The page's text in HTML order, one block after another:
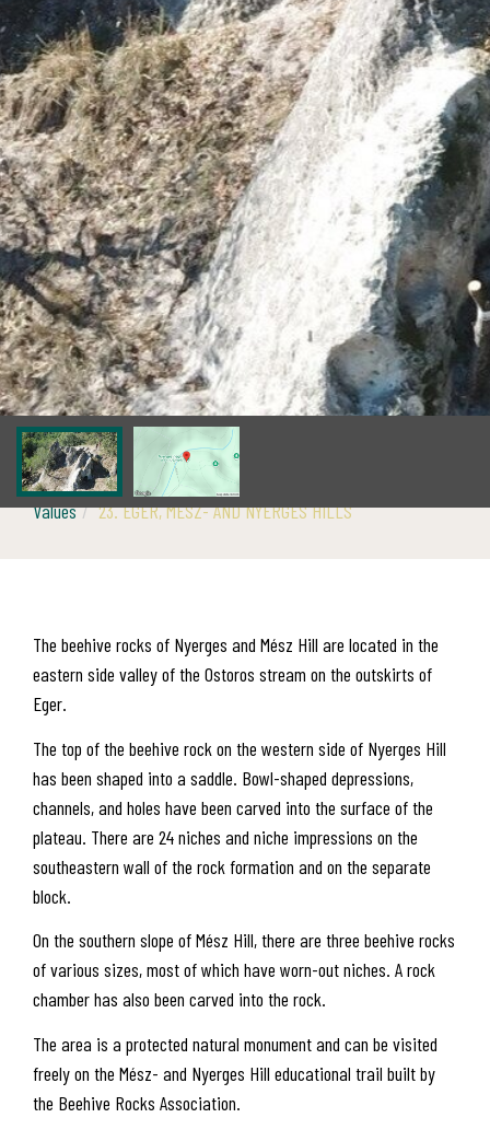
Values 23. EGER, MÉSZ- AND NYERGES HILLS
The beehive rocks of Nyerges and Mész Hill are located in the
eastern side valley of the Ostoros stream on the outskirts of
Eger.
The top of the beehive rock on the western side of Nyerges Hill
has been shaped into a saddle. Bowl-shaped depressions,
channels, and holes have been carved into the surface of the
plateau. There are 24 niches and niche impressions on the
southeastern wall of the rock formation and on the separate
block.
On the southern slope of Mész Hill, there are three beehive rocks
of various sizes, most of which have worn-out niches. A rock
chamber has also been carved into the rock.
The area is a protected natural monument and can be visited
freely on the Mész- and Nyerges Hill educational trail built by
the Beehive Rocks Association.